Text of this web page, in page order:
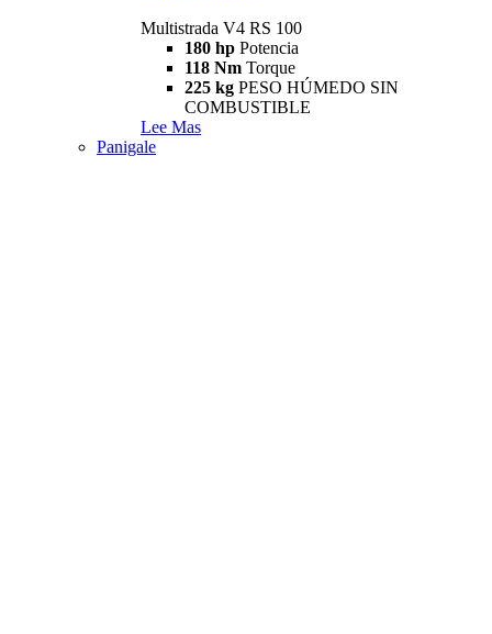
Multistrada V4 RS 100
180 hp Potencia
118 Nm Torque
225 kg PESO HÚMEDO SIN
COMBUSTIBLE
Lee Mas
Panigale